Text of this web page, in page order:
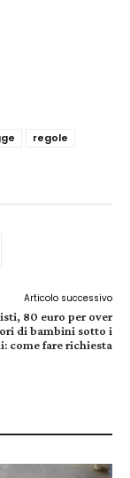
regole
Articolo successivo
80 euro per over
di bambini sotto i
come fare richiesta